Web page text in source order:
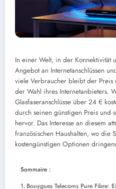
In einer Welt, in der Konnektivität
Angebot an Internetanschlüssen
viele Verbraucher bleibt der Preis
der Wahl ihres Internetanbieters.
Glasfaseranschlüsse über 24 €
durch seinen günstigen Preis und
hervor. Das Interesse an diesem
französischen Haushalten, wo die
kostengünstigen Optionen
Sommaire :
Bouygues Telecoms Pure Fibre: